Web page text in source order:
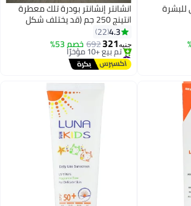
انشانتر إنشانتر بودرة تلك معطرة
انتينج 250 جم (قد يختلف شكل
العبوة)
4.3
22
جنيه321
692 خصم 53%
#46 في عطور
توصيل مجاني
تم بيع +10 مؤخرًا